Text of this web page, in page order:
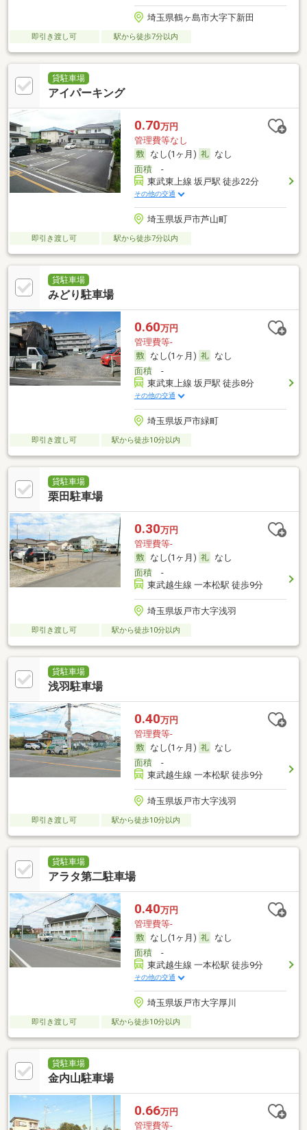
埼玉県鶴ヶ島市大字下新田
即引き渡し可 駅から徒歩7分以内
貸駐車場
アイパーキング
0.70万円
管理費等なし
なし(1ヶ月)
なし
面積-
東武東上線 坂戸駅 徒歩22分
その他の交通
埼玉県坂戸市芦山町
即引き渡し可 駅から徒歩7分以内
貸駐車場
みどり駐車場
0.60万円
管理費等-
なし(1ヶ月)
なし
面積-
東武東上線 坂戸駅 徒歩8分
その他の交通
埼玉県坂戸市緑町
即引き渡し可 駅から徒歩10分以内
貸駐車場
栗田駐車場
0.30万円
管理費等-
なし(1ヶ月)
なし
面積-
東武越生線 一本松駅 徒歩9分
埼玉県坂戸市大字浅羽
即引き渡し可 駅から徒歩10分以内
貸駐車場
浅羽駐車場
0.40万円
管理費等-
なし(1ヶ月)
なし
面積-
東武越生線 一本松駅 徒歩9分
埼玉県坂戸市大字浅羽
即引き渡し可 駅から徒歩10分以内
貸駐車場
アラタ第二駐車場
0.40万円
管理費等-
なし(1ヶ月)
なし
面積-
東武越生線 一本松駅 徒歩9分
その他の交通
埼玉県坂戸市大字厚川
即引き渡し可 駅から徒歩10分以内
貸駐車場
金内山駐車場
0.66万円
管理費等-